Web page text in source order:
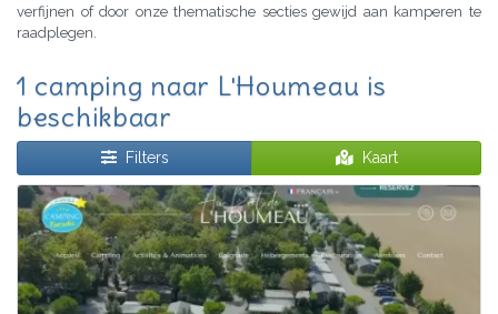
verfijnen of door onze thematische secties gewijd aan kamperen te
raadplegen.
1 camping naar L'Houmeau is
beschikbaar
Filters Kaart